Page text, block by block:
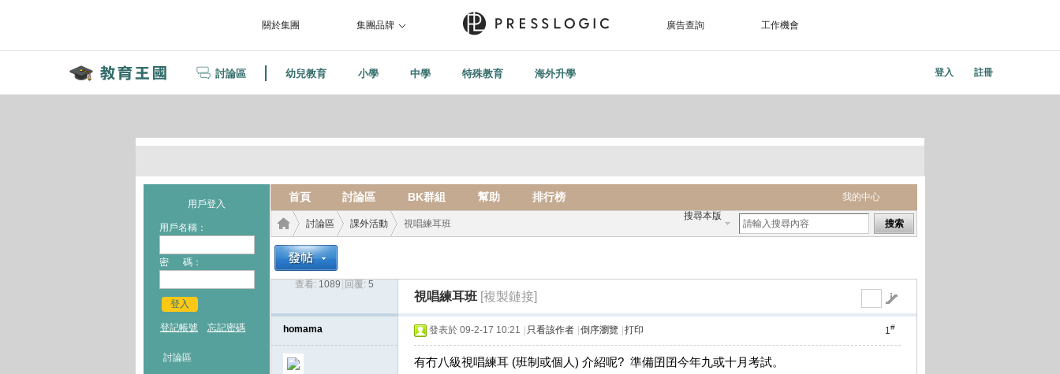
關於集團 集團品牌 廣告查詢 工作機會
討論區 幼兒教育 小學 中學 特殊教育 海外升學 登入 註冊
用戶登入
用戶名稱：
密 碼：
登入
登記帳號 忘記密碼
討論區
我的中心
首頁 討論區 BK群組 幫助 排行榜
搜尋本版
搜索
討論區
›
課外活動 視唱練耳班
查看: 1089 回覆: 5
視唱練耳班 [複製鏈接]
homama 1#
發表於 09-2-17 10:21 只看該作者 倒序瀏覽 打印
有冇八級視唱練耳 (班制或個人) 介紹呢? 準備囝囝今年九或十月考試。